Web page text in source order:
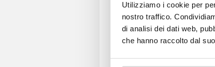
Utilizziamo i cookie per
nostro traffico.
di analisi dei dati web,
che hanno raccolto dal
Messaggio*